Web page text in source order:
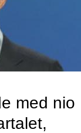
med nio